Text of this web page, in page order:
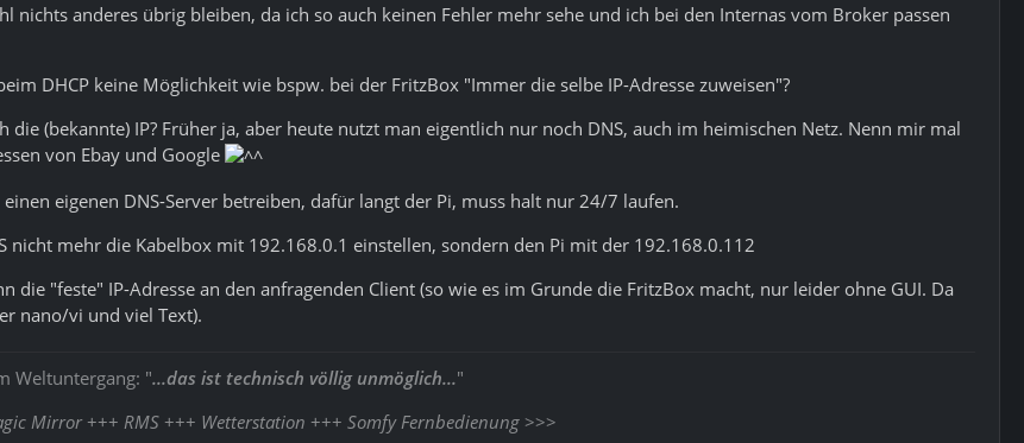
nichts anderes übrig bleiben, da ich so auch keinen Fehler mehr sehe und ich bei den Internas vom Broker passen
DHCP keine Möglichkeit wie bspw. bei der FritzBox "Immer die selbe IP-Adresse zuweisen"?
die (bekannte) IP? Früher ja, aber heute nutzt man eigentlich nur noch DNS, auch im heimischen Netz. Nenn mir mal
von Ebay und Google
eigenen DNS-Server betreiben, dafür langt der Pi, muss halt nur 24/7 laufen.
nicht mehr die Kabelbox mit 192.168.0.1 einstellen, sondern den Pi mit der 192.168.0.112
die "feste" IP-Adresse an den anfragenden Client (so wie es im Grunde die FritzBox macht, nur leider ohne GUI. Da
nano/vi und viel Text).
Weltuntergang: "...das ist technisch völlig unmöglich..."
Mirror+++ RMS +++ Wetterstation +++ Somfy Fernbedienung >>>